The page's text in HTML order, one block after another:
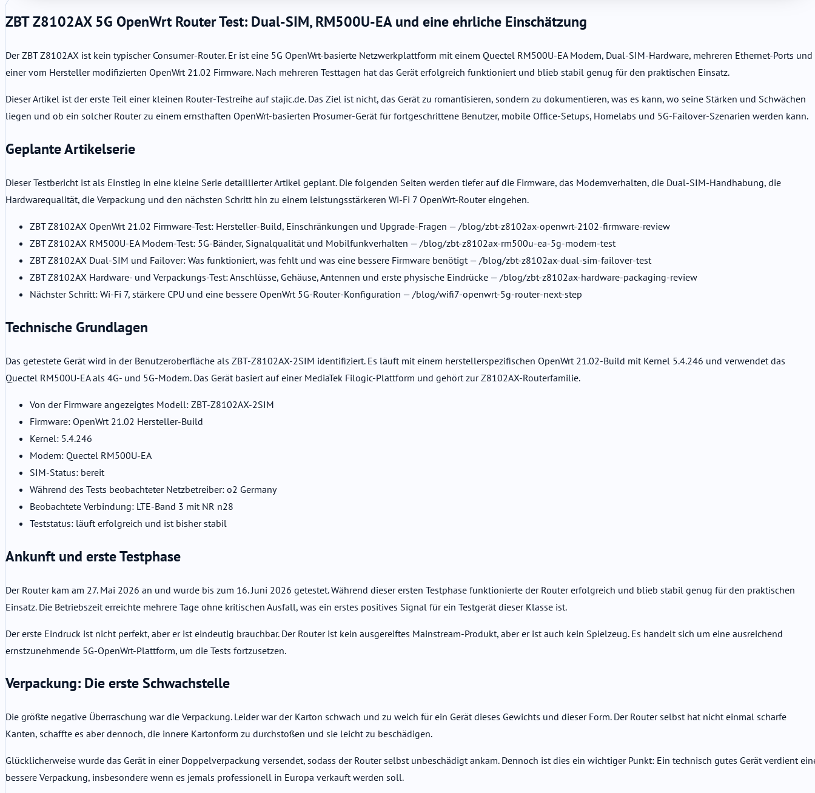
ZBT Z8102AX 5G OpenWrt Router Test: Dual-SIM, RM500U-EA und eine ehrliche Einschätzung
Der ZBT Z8102AX ist kein typischer Consumer-Router. Er ist eine 5G OpenWrt-basierte Netzwerkplattform mit einem Quectel RM500U-EA Modem, Dual-SIM-Hardware, mehreren Ethernet-Ports und
einer vom Hersteller modifizierten OpenWrt 21.02 Firmware. Nach mehreren Testtagen hat das Gerät erfolgreich funktioniert und blieb stabil genug für den praktischen Einsatz.
Dieser Artikel ist der erste Teil einer kleinen Router-Testreihe auf stajic.de. Das Ziel ist nicht, das Gerät zu romantisieren, sondern zu dokumentieren, was es kann, wo seine Stärken und Schwächen
liegen und ob ein solcher Router zu einem ernsthaften OpenWrt-basierten Prosumer-Gerät für fortgeschrittene Benutzer, mobile Office-Setups, Homelabs und 5G-Failover-Szenarien werden kann.
Geplante Artikelserie
Dieser Testbericht ist als Einstieg in eine kleine Serie detaillierter Artikel geplant. Die folgenden Seiten werden tiefer auf die Firmware, das Modemverhalten, die Dual-SIM-Handhabung, die
Hardwarequalität, die Verpackung und den nächsten Schritt hin zu einem leistungsstärkeren Wi-Fi 7 OpenWrt-Router eingehen.
ZBT Z8102AX OpenWrt 21.02 Firmware-Test: Hersteller-Build, Einschränkungen und Upgrade-Fragen — /blog/zbt-z8102ax-openwrt-2102-firmware-review
ZBT Z8102AX RM500U-EA Modem-Test: 5G-Bänder, Signalqualität und Mobilfunkverhalten — /blog/zbt-z8102ax-rm500u-ea-5g-modem-test
ZBT Z8102AX Dual-SIM und Failover: Was funktioniert, was fehlt und was eine bessere Firmware benötigt — /blog/zbt-z8102ax-dual-sim-failover-test
ZBT Z8102AX Hardware- und Verpackungs-Test: Anschlüsse, Gehäuse, Antennen und erste physische Eindrücke — /blog/zbt-z8102ax-hardware-packaging-review
Nächster Schritt: Wi-Fi 7, stärkere CPU und eine bessere OpenWrt 5G-Router-Konfiguration — /blog/wifi7-openwrt-5g-router-next-step
Technische Grundlagen
Das getestete Gerät wird in der Benutzeroberfläche als ZBT-Z8102AX-2SIM identifiziert. Es läuft mit einem herstellerspezifischen OpenWrt 21.02-Build mit Kernel 5.4.246 und verwendet das
Quectel RM500U-EA als 4G- und 5G-Modem. Das Gerät basiert auf einer MediaTek Filogic-Plattform und gehört zur Z8102AX-Routerfamilie.
Von der Firmware angezeigtes Modell: ZBT-Z8102AX-2SIM
Firmware: OpenWrt 21.02 Hersteller-Build
Kernel: 5.4.246
Modem: Quectel RM500U-EA
SIM-Status: bereit
Während des Tests beobachteter Netzbetreiber: o2 Germany
Beobachtete Verbindung: LTE-Band 3 mit NR n28
Teststatus: läuft erfolgreich und ist bisher stabil
Ankunft und erste Testphase
Der Router kam am 27. Mai 2026 an und wurde bis zum 16. Juni 2026 getestet. Während dieser ersten Testphase funktionierte der Router erfolgreich und blieb stabil genug für den praktischen
Einsatz. Die Betriebszeit erreichte mehrere Tage ohne kritischen Ausfall, was ein erstes positives Signal für ein Testgerät dieser Klasse ist.
Der erste Eindruck ist nicht perfekt, aber er ist eindeutig brauchbar. Der Router ist kein ausgereiftes Mainstream-Produkt, aber er ist auch kein Spielzeug. Es handelt sich um eine ausreichend
ernstzunehmende 5G-OpenWrt-Plattform, um die Tests fortzusetzen.
Verpackung: Die erste Schwachstelle
Die größte negative Überraschung war die Verpackung. Leider war der Karton schwach und zu weich für ein Gerät dieses Gewichts und dieser Form. Der Router selbst hat nicht einmal scharfe
Kanten, schaffte es aber dennoch, die innere Kartonform zu durchstoßen und sie leicht zu beschädigen.
Glücklicherweise wurde das Gerät in einer Doppelverpackung versendet, sodass der Router selbst unbeschädigt ankam. Dennoch ist dies ein wichtiger Punkt: Ein technisch gutes Gerät verdient
bessere Verpackung, insbesondere wenn es jemals professionell in Europa verkauft werden soll.